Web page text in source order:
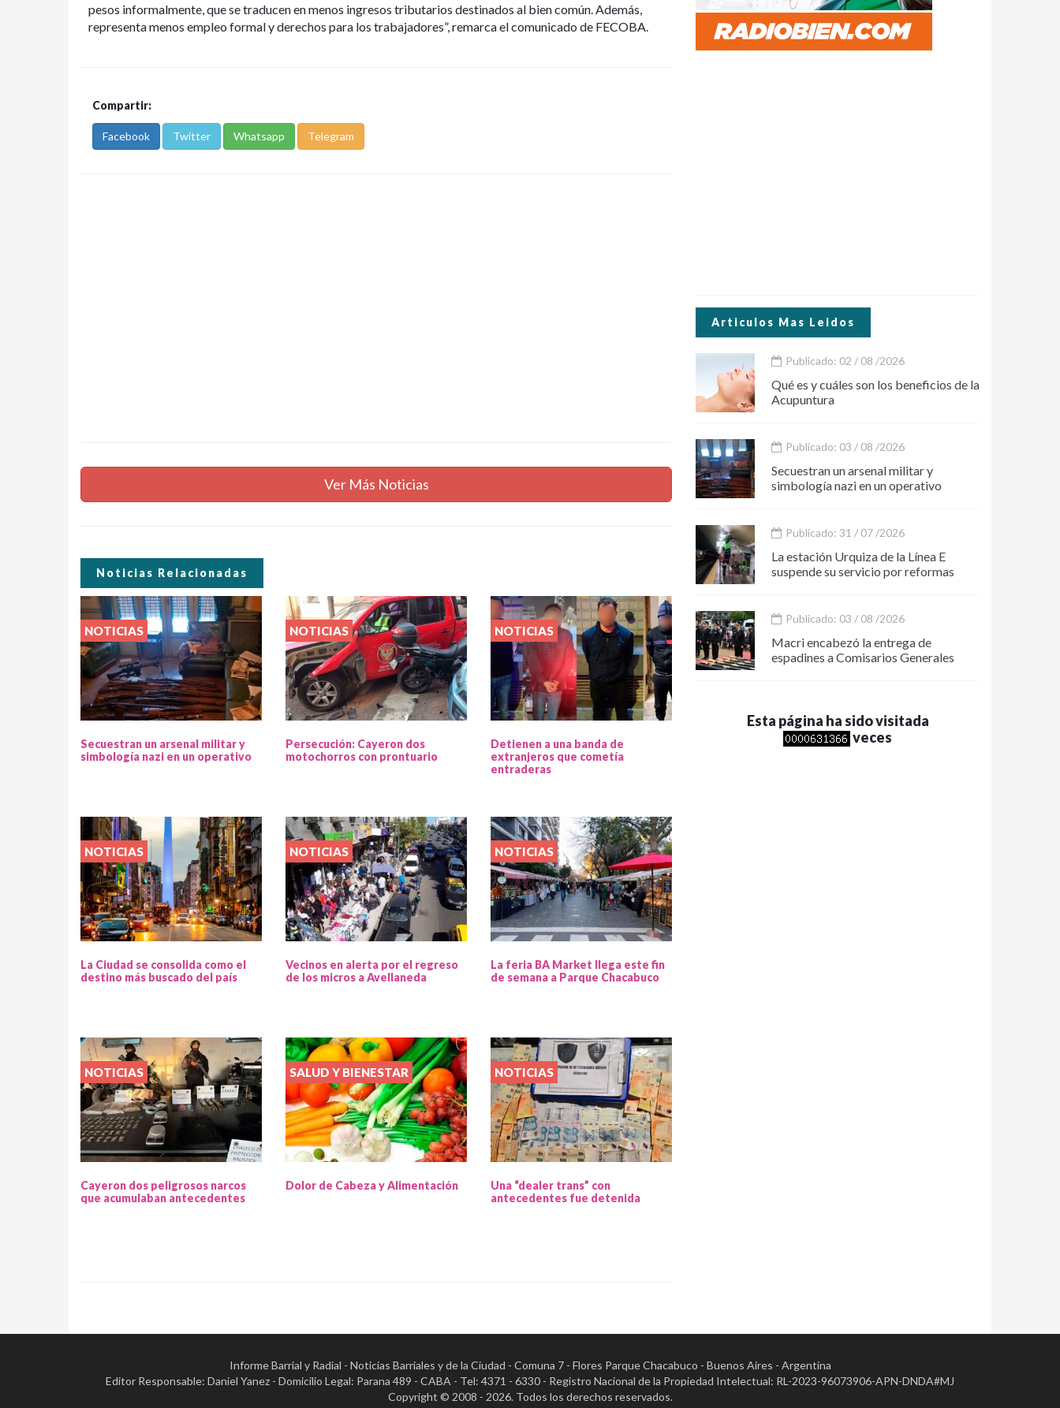
pesos informalmente, que se traducen en menos ingresos tributarios destinados al bien común. Además,
representa menos empleo formal y derechos para los trabajadores”, remarca el comunicado de FECOBA.
Compartir:
Facebook Twitter Whatsapp Telegram
Ver Más Noticias
Noticias Relacionadas
NOTICIAS
Secuestran un arsenal militar y
simbología nazi en un operativo
NOTICIAS
Persecución: Cayeron dos
motochorros con prontuario
NOTICIAS
Detienen a una banda de
extranjeros que cometía
entraderas
NOTICIAS
La Ciudad se consolida como el
destino más buscado del país
NOTICIAS
Vecinos en alerta por el regreso
de los micros a Avellaneda
NOTICIAS
La feria BA Market llega este fin
de semana a Parque Chacabuco
NOTICIAS
Cayeron dos peligrosos narcos
que acumulaban antecedentes
SALUD Y BIENESTAR
Dolor de Cabeza y Alimentación
NOTICIAS
Una “dealer trans” con
antecedentes fue detenida
Articulos Mas Leidos
Publicado: 02 / 08 /2026
Qué es y cuáles son los beneficios de la
Acupuntura
Publicado: 03 / 08 /2026
Secuestran un arsenal militar y
simbología nazi en un operativo
Publicado: 31 / 07 /2026
La estación Urquiza de la Línea E
suspende su servicio por reformas
Publicado: 03 / 08 /2026
Macri encabezó la entrega de
espadines a Comisarios Generales
Esta página ha sido visitada
veces
Informe Barrial y Radial - Noticias Barriales y de la Ciudad - Comuna 7 - Flores Parque Chacabuco - Buenos Aires - Argentina
Editor Responsable: Daniel Yanez - Domicilio Legal: Parana 489 - CABA - Tel: 4371 - 6330 - Registro Nacional de la Propiedad Intelectual: RL-2023-96073906-APN-DNDA#MJ
Copyright © 2008 - 2026. Todos los derechos reservados.